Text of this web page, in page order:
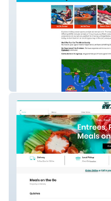
Funtime Jet Ski & Bo
Yes Chef To Go